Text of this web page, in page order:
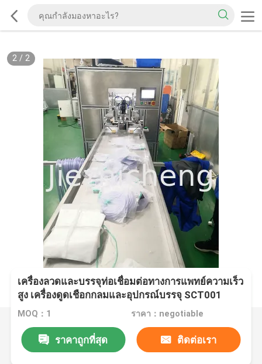
2/ 2
เครื่องลวดและบรรจุท่อเชื่อมต่อทางการแพทย์ความเร็ว
สูง เครื่องดูดเชือกกลมและอุปกรณ์บรรจุ SCT001
MOQ：1 ราคา：negotiable
ราคาถูกที่สุด ติดต่อเรา